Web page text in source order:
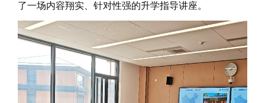
了一场内容翔实、针对性强的升学指导讲座。